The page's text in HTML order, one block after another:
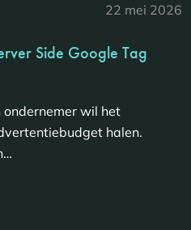
22 mei 2026
Side Google Tag
wil het
halen.